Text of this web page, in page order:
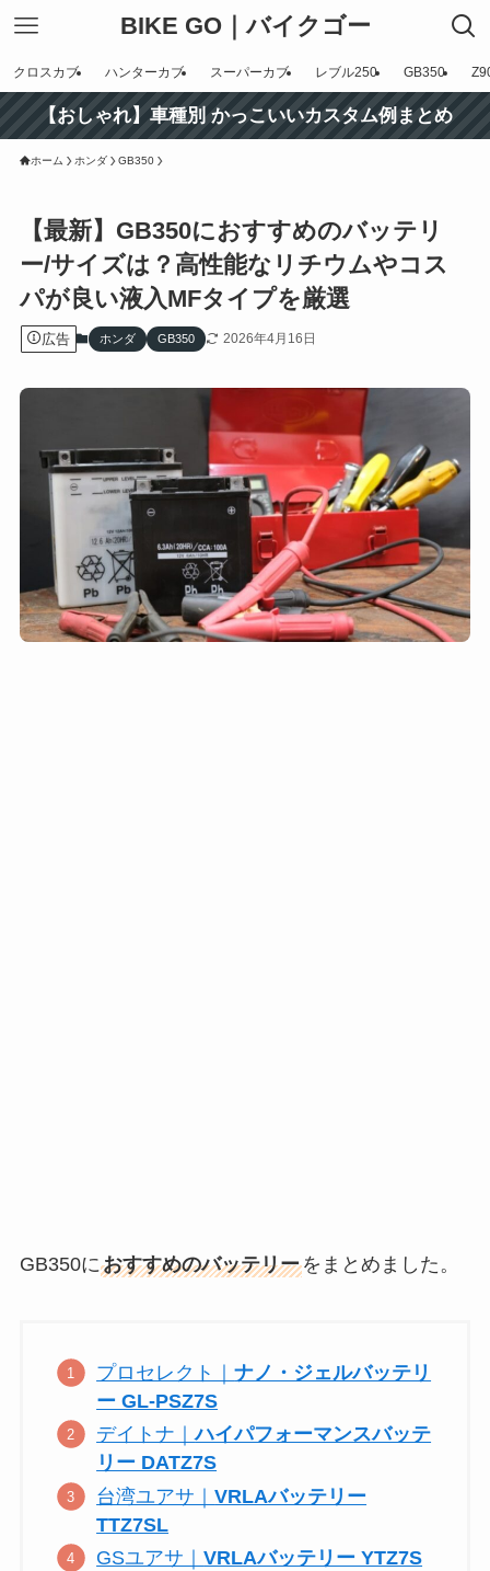
BIKE GO｜バイクゴー
クロスカブ ハンターカブ スーパーカブ レブル250 GB350
【おしゃれ】車種別 かっこいいカスタム例まとめ
ホーム ホンダ GB350
【最新】GB350におすすめのバッテリ
ー/サイズは？高性能なリチウムやコス
パが良い液入MFタイプを厳選
広告 ホンダ GB350 2026年4月16日
GB350におすすめのバッテリーをまとめました。
プロセレクト｜ナノ・ジェルバッテリ
ー GL-PSZ7S
デイトナ｜ハイパフォーマンスバッテ
リー DATZ7S
台湾ユアサ｜VRLAバッテリー
TTZ7SL
GSユアサ｜VRLAバッテリー YTZ7S